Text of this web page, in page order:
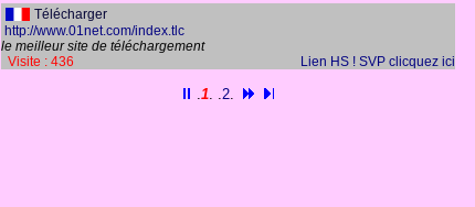
Télécharger
http://www.01net.com/index.tlc
le meilleur site de téléchargement
Visite : 436
Lien HS ! SVP clicquez ici
.1. .2.